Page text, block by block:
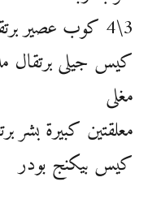
3\4 كوب عصير برتقال
كيس جيلى
مغلى
معلقتين كبيرة بشر
كيس بيكنج بودر